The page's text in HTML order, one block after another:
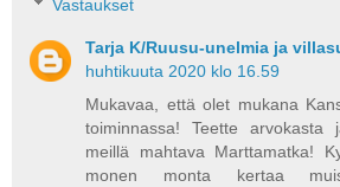
Vastaukset
Tarja K/Ruusu-unelmia ja
huhtikuuta 2020 klo 16.59
Mukavaa, että olet mukana
toiminnassa! Teette
meillä mahtava Marttamatka!
monen monta kertaa